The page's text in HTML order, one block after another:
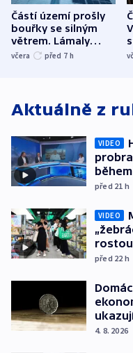
Částí území prošly
bouřky se silným
větrem. Lámaly
stromy a poničily
včera před 7 h
Aktuálně z
VIDEO
před 21 h
VIDEO
před 22 h
4. 8. 2026